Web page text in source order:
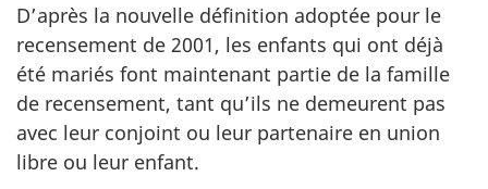
D’après la nouvelle définition adoptée pour le
recensement de 2001, les enfants qui ont déjà
été mariés font maintenant partie de la famille
de recensement, tant qu’ils ne demeurent pas
avec leur conjoint ou leur partenaire en union
libre ou leur enfant.